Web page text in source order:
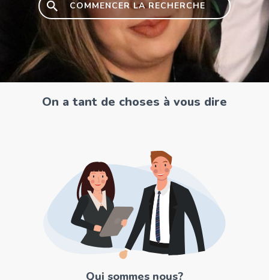
COMMENCER LA RECHERCHE
On a tant de choses à vous dire
Qui sommes nous?